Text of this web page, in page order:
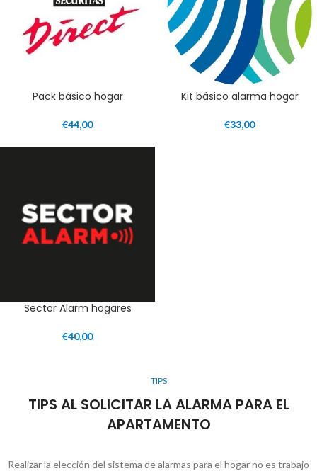
Pack básico hogar
€44,00
Kit básico alarma hogar
€33,00
Sector Alarm hogares
€40,00
TIPS
TIPS AL SOLICITAR LA ALARMA PARA EL
APARTAMENTO
Realizar la elección del sistema de alarmas para el hogar no es trabajo